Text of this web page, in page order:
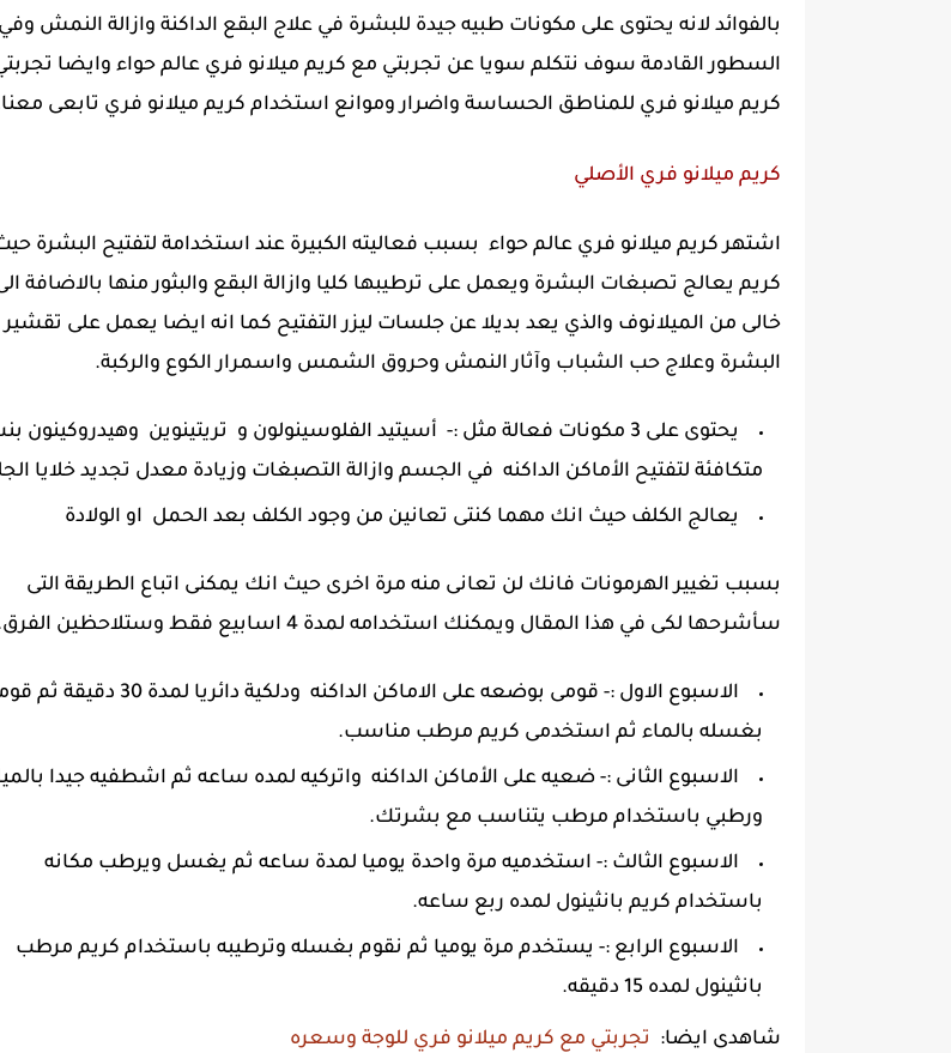
بالفوائد لانه يحتوى على مكونات طبيه جيدة للبشرة في علاج البقع الداكنة وازالة النمش وفي
السطور القادمة سوف نتكلم سويا عن تجربتي مع كريم ميلانو فري عالم حواء وايضا
كريم ميلانو فري للمناطق الحساسة واضرار وموانع استخدام كريم ميلانو فري تابعى
كريم ميلانو فري الأصلي
اشتهر كريم ميلانو فري عالم حواء بسبب فعاليته الكبيرة عند استخدامة لتفتيح البشرة
كريم يعالج تصبغات البشرة ويعمل على ترطيبها كليا وازالة البقع والبثور منها بالاضافة
خالى من الميلانوف والذي يعد بديلا عن جلسات ليزر التفتيح كما انه ايضا يعمل على تقشير
البشرة وعلاج حب الشباب وآثار النمش وحروق الشمس واسمرار الكوع والركبة.
يحتوى على 3 مكونات فعالة مثل :- أسيتيد الفلوسينولون و تريتينوين وهيدروكينون
متكافئة لتفتيح الأماكن الداكنه في الجسم وازالة التصبغات وزيادة معدل تجديد خلايا
يعالج الكلف حيث انك مهما كنتى تعانين من وجود الكلف بعد الحمل او الولادة
بسبب تغيير الهرمونات فانك لن تعانى منه مرة اخرى حيث انك يمكنى اتباع الطريقة التى
سأشرحها لكى في هذا المقال ويمكنك استخدامه لمدة 4 اسابيع فقط وستلاحظين الفرق.
الاسبوع الاول :- قومى بوضعه على الاماكن الداكنه ودلكية دائريا لمدة 30
بغسله بالماء ثم استخدمى كريم مرطب مناسب.
الاسبوع الثانى :- ضعيه على الأماكن الداكنه واتركيه لمده ساعه ثم اشطفيه جيدا
ورطبي باستخدام مرطب يتناسب مع بشرتك.
الاسبوع الثالث :- استخدميه مرة واحدة يوميا لمدة ساعه ثم يغسل ويرطب مكانه
باستخدام كريم بانثينول لمده ربع ساعه.
الاسبوع الرابع :- يستخدم مرة يوميا ثم نقوم بغسله وترطيبه باستخدام كريم مرطب
بانثينول لمده 15 دقيقه.
شاهدى ايضا: تجربتي مع كريم ميلانو فري للوجة وسعره